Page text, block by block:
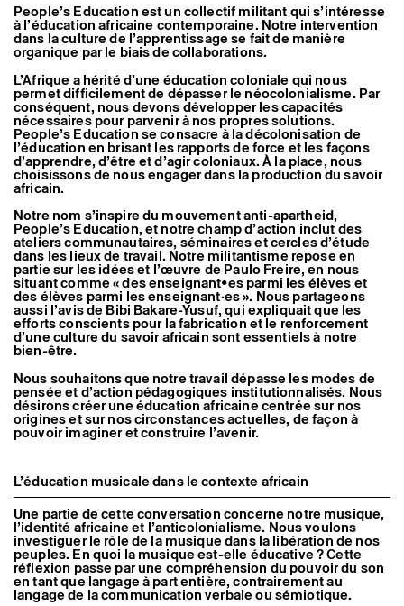
People’s Education est un collectif militant qui s’intéresse
à l’éducation africaine contemporaine. Notre intervention
dans la culture de l’apprentissage se fait de manière
organique par le biais de collaborations.
L’Afrique a hérité d’une éducation coloniale qui nous
permet difficilement de dépasser le néocolonialisme. Par
conséquent, nous devons développer les capacités
nécessaires pour parvenir à nos propres solutions.
People’s Education se consacre à la décolonisation de
l’éducation en brisant les rapports de force et les façons
d’apprendre, d’être et d’agir coloniaux. À la place, nous
choisissons de nous engager dans la production du savoir
africain.
Notre nom s’inspire du mouvement anti-apartheid,
People’s Education, et notre champ d’action inclut des
ateliers communautaires, séminaires et cercles d’étude
dans les lieux de travail. Notre militantisme repose en
partie sur les idées et l’œuvre de Paulo Freire, en nous
situant comme « des enseignant•es parmi les élèves et
des élèves parmi les enseignant·es ». Nous partageons
aussi l’avis de Bibi Bakare-Yusuf, qui expliquait que les
efforts conscients pour la fabrication et le renforcement
d’une culture du savoir africain sont essentiels à notre
bien-être.
Nous souhaitons que notre travail dépasse les modes de
pensée et d’action pédagogiques institutionnalisés. Nous
désirons créer une éducation africaine centrée sur nos
origines et sur nos circonstances actuelles, de façon à
pouvoir imaginer et construire l’avenir.
L’éducation musicale dans le contexte africain
Une partie de cette conversation concerne notre musique,
l’identité africaine et l’anticolonialisme. Nous voulons
investiguer le rôle de la musique dans la libération de nos
peuples. En quoi la musique est-elle éducative ? Cette
réflexion passe par une compréhension du pouvoir du son
en tant que langage à part entière, contrairement au
langage de la communication verbale ou sémiotique.